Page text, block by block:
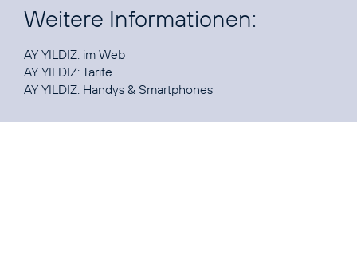
Weitere Informationen:
AY YILDIZ: im Web
AY YILDIZ:Tarife
AY YILDIZ: Handys & Smartphones